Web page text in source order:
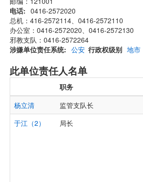
电话
0416-2572020
总机：416-2572114、0416-2572110
办公室：0416-2572020、0416-2572130
邪教支队：0416-2572264
涉嫌单位责任系统
公安 行政权级别 地市
此单位责任人名单
职务
杨立清
监管支队长
于江（2）
局长